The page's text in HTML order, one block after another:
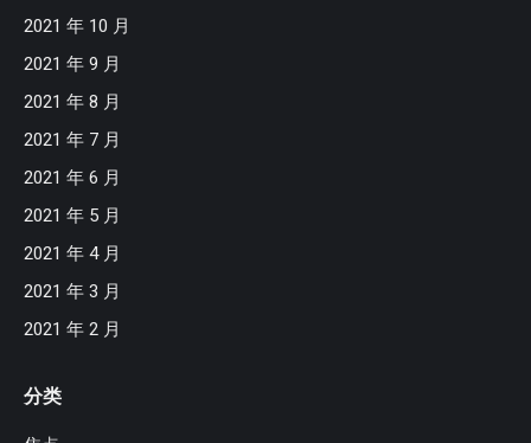
2021 年 10 月
2021 年 9 月
2021 年 8 月
2021 年 7 月
2021 年 6 月
2021 年 5 月
2021 年 4 月
2021 年 3 月
2021 年 2 月
分类